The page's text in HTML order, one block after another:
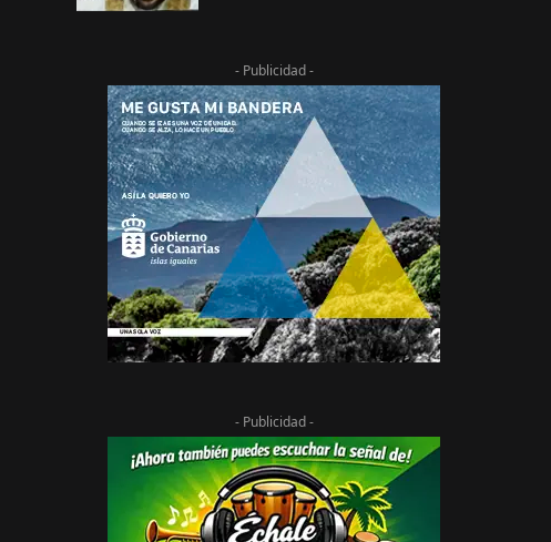
- Publicidad -
- Publicidad -